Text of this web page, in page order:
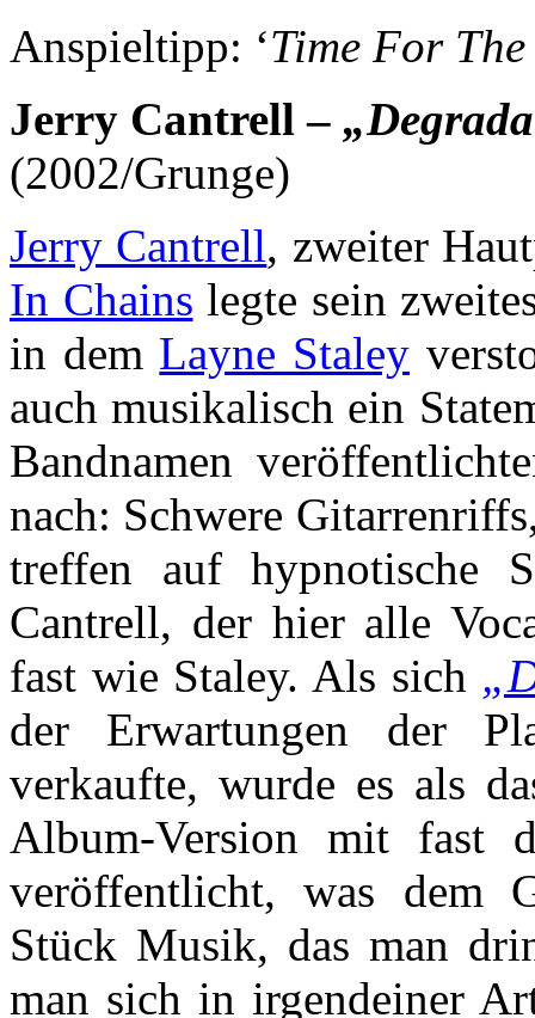
Anspieltipp: ‘Time For
Jerry Cantrell –
(2002/Grunge)
Jerry Cantrell, zweiter
In Chains legte sein
in dem Layne Staley
auch musikalisch ein
Bandnamen
nach: Schwere
treffen auf hypnotische
Cantrell, der hier alle
fast wie Staley. Als sich
der Erwartungen der
verkaufte, wurde es als
Album-Version mit fast
veröffentlicht, was dem
Stück Musik, das man
man sich in irgendeiner